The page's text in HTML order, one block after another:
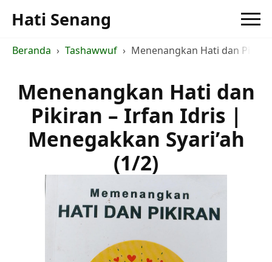
Hati Senang
Beranda Tashawwuf Menenangkan Hati dan
Menenangkan Hati dan
Pikiran – Irfan Idris |
Menegakkan Syari’ah
(1/2)